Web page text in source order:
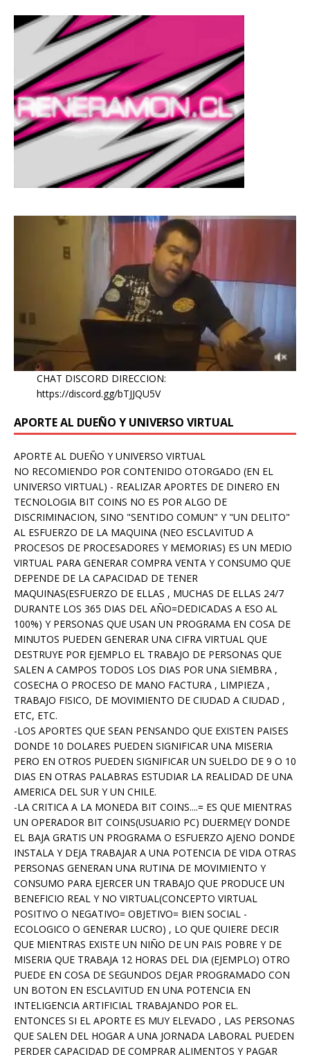
CHAT DISCORD DIRECCION:
https://discord.gg/bTJJQU5V
APORTE AL DUEÑO Y UNIVERSO VIRTUAL
APORTE AL DUEÑO Y UNIVERSO VIRTUAL
NO RECOMIENDO POR CONTENIDO OTORGADO (EN EL
UNIVERSO VIRTUAL) - REALIZAR APORTES DE DINERO EN
TECNOLOGIA BIT COINS NO ES POR ALGO DE
DISCRIMINACION, SINO "SENTIDO COMUN" Y "UN DELITO"
AL ESFUERZO DE LA MAQUINA (NEO ESCLAVITUD A
PROCESOS DE PROCESADORES Y MEMORIAS) ES UN MEDIO
VIRTUAL PARA GENERAR COMPRA VENTA Y CONSUMO QUE
DEPENDE DE LA CAPACIDAD DE TENER
MAQUINAS(ESFUERZO DE ELLAS , MUCHAS DE ELLAS 24/7
DURANTE LOS 365 DIAS DEL AÑO=DEDICADAS A ESO AL
100%) Y PERSONAS QUE USAN UN PROGRAMA EN COSA DE
MINUTOS PUEDEN GENERAR UNA CIFRA VIRTUAL QUE
DESTRUYE POR EJEMPLO EL TRABAJO DE PERSONAS QUE
SALEN A CAMPOS TODOS LOS DIAS POR UNA SIEMBRA ,
COSECHA O PROCESO DE MANO FACTURA , LIMPIEZA ,
TRABAJO FISICO, DE MOVIMIENTO DE CIUDAD A CIUDAD ,
ETC, ETC.
-LOS APORTES QUE SEAN PENSANDO QUE EXISTEN PAISES
DONDE 10 DOLARES PUEDEN SIGNIFICAR UNA MISERIA
PERO EN OTROS PUEDEN SIGNIFICAR UN SUELDO DE 9 O 10
DIAS EN OTRAS PALABRAS ESTUDIAR LA REALIDAD DE UNA
AMERICA DEL SUR Y UN CHILE.
-LA CRITICA A LA MONEDA BIT COINS....= ES QUE MIENTRAS
UN OPERADOR BIT COINS(USUARIO PC) DUERME(Y DONDE
EL BAJA GRATIS UN PROGRAMA O ESFUERZO AJENO DONDE
INSTALA Y DEJA TRABAJAR A UNA POTENCIA DE VIDA OTRAS
PERSONAS GENERAN UNA RUTINA DE MOVIMIENTO Y
CONSUMO PARA EJERCER UN TRABAJO QUE PRODUCE UN
BENEFICIO REAL Y NO VIRTUAL(CONCEPTO VIRTUAL
POSITIVO O NEGATIVO= OBJETIVO= BIEN SOCIAL -
ECOLOGICO O GENERAR LUCRO) , LO QUE QUIERE DECIR
QUE MIENTRAS EXISTE UN NIÑO DE UN PAIS POBRE Y DE
MISERIA QUE TRABAJA 12 HORAS DEL DIA (EJEMPLO) OTRO
PUEDE EN COSA DE SEGUNDOS DEJAR PROGRAMADO CON
UN BOTON EN ESCLAVITUD EN UNA POTENCIA EN
INTELIGENCIA ARTIFICIAL TRABAJANDO POR EL.
ENTONCES SI EL APORTE ES MUY ELEVADO , LAS PERSONAS
QUE SALEN DEL HOGAR A UNA JORNADA LABORAL PUEDEN
PERDER CAPACIDAD DE COMPRAR ALIMENTOS Y PAGAR